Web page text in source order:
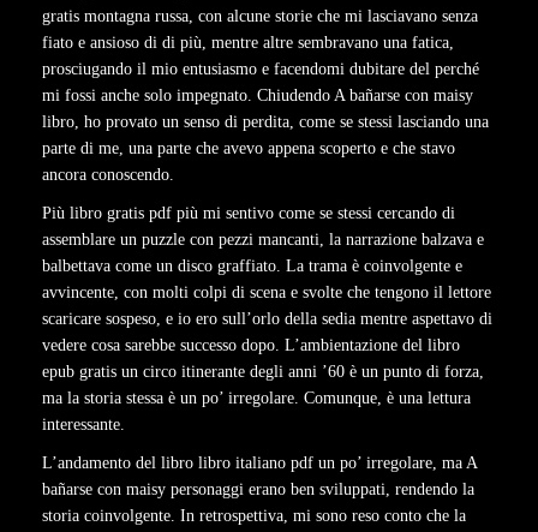
gratis montagna russa, con alcune storie che mi lasciavano senza
fiato e ansioso di di più, mentre altre sembravano una fatica,
prosciugando il mio entusiasmo e facendomi dubitare del perché
mi fossi anche solo impegnato. Chiudendo A bañarse con maisy
libro, ho provato un senso di perdita, come se stessi lasciando una
parte di me, una parte che avevo appena scoperto e che stavo
ancora conoscendo.
Più libro gratis pdf più mi sentivo come se stessi cercando di
assemblare un puzzle con pezzi mancanti, la narrazione balzava e
balbettava come un disco graffiato. La trama è coinvolgente e
avvincente, con molti colpi di scena e svolte che tengono il lettore
scaricare sospeso, e io ero sull’orlo della sedia mentre aspettavo di
vedere cosa sarebbe successo dopo. L’ambientazione del libro
epub gratis un circo itinerante degli anni ’60 è un punto di forza,
ma la storia stessa è un po’ irregolare. Comunque, è una lettura
interessante.
L’andamento del libro libro italiano pdf un po’ irregolare, ma A
bañarse con maisy personaggi erano ben sviluppati, rendendo la
storia coinvolgente. In retrospettiva, mi sono reso conto che la